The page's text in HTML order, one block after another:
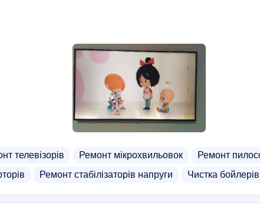
телевізорів Ремонт мікрохвильовок Ремонт
Ремонт стабілізаторів напруги Чистка бойлерів
Ми